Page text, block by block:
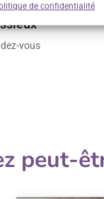
de confidentialité
sur
vous
peut-